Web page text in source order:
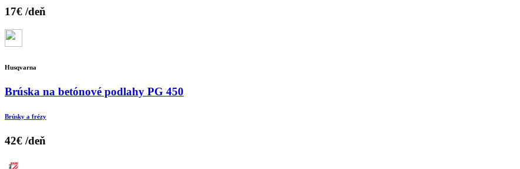
17€ /deň
Husqvarna
Brúska na betónové podlahy PG 450
Brúsky a frézy
42€ /deň